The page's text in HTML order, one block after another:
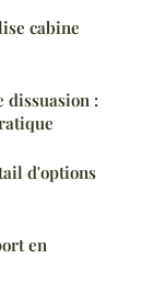
cabine
dissuasion :
d'options
en